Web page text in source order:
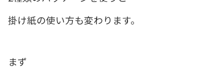
掛け紙の使い方も変わります。
まず